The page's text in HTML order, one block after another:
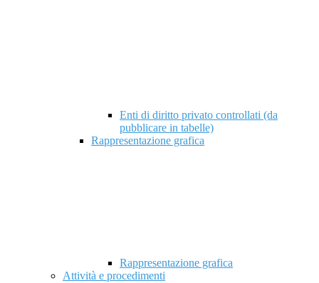
Enti di diritto privato controllati (da
pubblicare in tabelle)
Rappresentazione grafica
Rappresentazione grafica
Attività e procedimenti